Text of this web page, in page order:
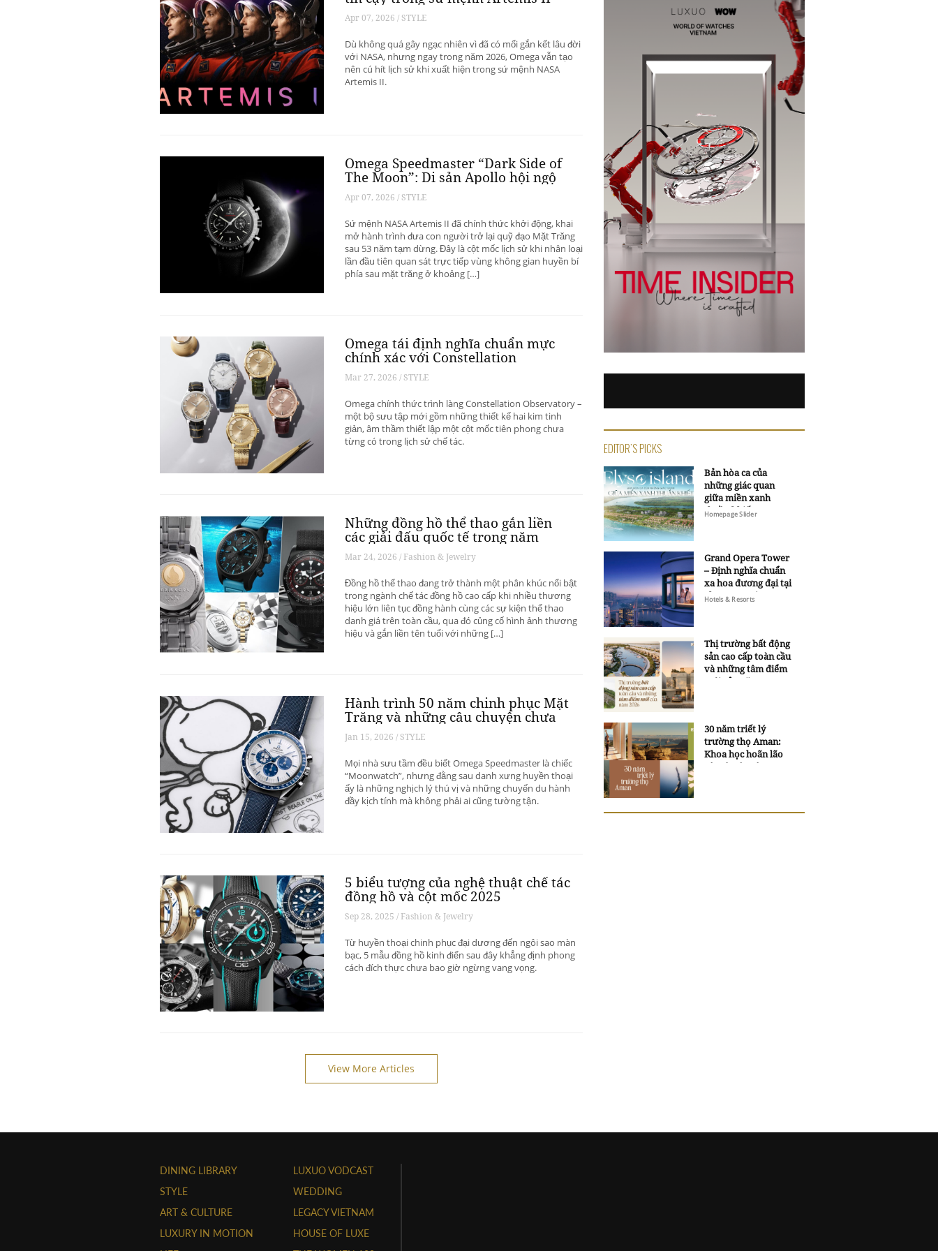
Apr 07, 2026 / STYLE
Dù không quá gây ngạc nhiên vì đã có mối gắn kết lâu đời
với NASA, nhưng ngay trong năm 2026, Omega vẫn tạo
nên cú hít lịch sử khi xuất hiện trong sứ mệnh NASA
Artemis II.
Omega Speedmaster “Dark Side of
The Moon”: Di sản Apollo hội ngộ
trong kỷ nguyên Artemis II
Apr 07, 2026 / STYLE
Sứ mệnh NASA Artemis II đã chính thức khởi động, khai
mở hành trình đưa con người trở lại quỹ đạo Mặt Trăng
sau 53 năm tạm dừng. Đây là cột mốc lịch sử khi nhân loại
lần đầu tiên quan sát trực tiếp vùng không gian huyền bí
phía sau mặt trăng ở khoảng […]
Omega tái định nghĩa chuẩn mực
chính xác với Constellation
Observatory
Mar 27, 2026 / STYLE
Omega chính thức trình làng Constellation Observatory –
một bộ sưu tập mới gồm những thiết kế hai kim tinh
giản, âm thầm thiết lập một cột mốc tiên phong chưa
từng có trong lịch sử chế tác.
Những đồng hồ thể thao gắn liền
các giải đấu quốc tế trong năm
2026 (P1)
Mar 24, 2026 / Fashion & Jewelry
Đồng hồ thể thao đang trở thành một phân khúc nổi bật
trong ngành chế tác đồng hồ cao cấp khi nhiều thương
hiệu lớn liên tục đồng hành cùng các sự kiện thể thao
danh giá trên toàn cầu, qua đó củng cố hình ảnh thương
hiệu và gắn liền tên tuổi với những […]
Hành trình 50 năm chinh phục Mặt
Trăng và những câu chuyện chưa
kể của Omega Speedmaster
Jan 15, 2026 / STYLE
Mọi nhà sưu tầm đều biết Omega Speedmaster là chiếc
“Moonwatch”, nhưng đằng sau danh xưng huyền thoại
ấy là những nghịch lý thú vị và những chuyến du hành
đầy kịch tính mà không phải ai cũng tường tận.
5 biểu tượng của nghệ thuật chế tác
đồng hồ và cột mốc 2025
Sep 28, 2025 / Fashion & Jewelry
Từ huyền thoại chinh phục đại dương đến ngôi sao màn
bạc, 5 mẫu đồng hồ kinh điển sau đây khẳng định phong
cách đích thực chưa bao giờ ngừng vang vọng.
View More Articles
EDITOR'S PICKS
Bản hòa ca của
những giác quan
giữa miền xanh
thuần khiết
Homepage Slider
Grand Opera Tower
– Định nghĩa chuẩn
xa hoa đương đại tại
Sheraton Saigon
Hotels & Resorts
Thị trường bất động
sản cao cấp toàn cầu
và những tâm điểm
mới của năm 2026
30 năm triết lý
trường thọ Aman:
Khoa học hoãn lão
và trí tuệ ngàn xưa
DINING LIBRARY
STYLE
ART & CULTURE
LUXURY IN MOTION
LUXUO VODCAST
WEDDING
LEGACY VIETNAM
HOUSE OF LUXE